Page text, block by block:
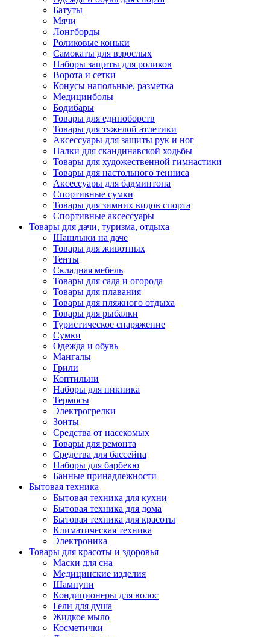
Батуты
Мячи
Лонгборды
Роликовые коньки
Самокаты для взрослых
Наборы защиты для роликов
Ворота и сетки
Конусы напольные, разметка
Медицинболы
Бодибары
Товары для единоборств
Товары для тяжелой атлетики
Аксессуары для защиты рук и ног
Палки для скандинавской ходьбы
Товары для художественной гимнастики
Товары для настольного тенниса
Аксессуары для бадминтона
Спортивные сумки
Товары для зимних видов спорта
Спортивные аксессуары
Товары для дачи, туризма, отдыха
Шашлыки на даче
Товары для животных
Тенты
Складная мебель
Товары для сада и огорода
Товары для плавания
Товары для пляжного отдыха
Товары для рыбалки
Туристическое снаряжение
Сумки
Одежда и обувь
Мангалы
Грили
Коптильни
Наборы для пикника
Термосы
Электрогрелки
Зонты
Средства от насекомых
Товары для ремонта
Средства для бассейна
Наборы для барбекю
Банные принадлежности
Бытовая техника
Бытовая техника для кухни
Бытовая техника для дома
Бытовая техника для красоты
Климатическая техника
Электроника
Товары для красоты и здоровья
Маски для сна
Медицинские изделия
Шампуни
Кондиционеры для волос
Гели для душа
Жидкое мыло
Косметички